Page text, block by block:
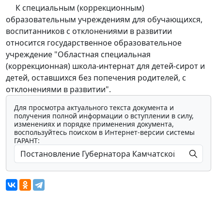
К специальным (коррекционным)
образовательным учреждениям для обучающихся,
воспитанников с отклонениями в развитии
относится государственное образовательное
учреждение "Областная специальная
(коррекционная) школа-интернат для детей-сирот и
детей, оставшихся без попечения родителей, с
отклонениями в развитии".
Для просмотра актуального текста документа и
получения полной информации о вступлении в силу,
изменениях и порядке применения документа,
воспользуйтесь поиском в Интернет-версии системы
ГАРАНТ: